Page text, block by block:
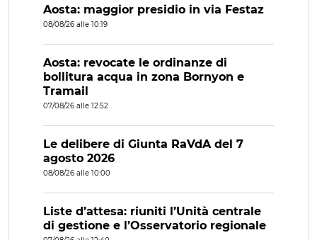
Aosta: maggior presidio in via Festaz
08/08/26 alle 10:19
Aosta: revocate le ordinanze di
bollitura acqua in zona Bornyon e
Tramail
07/08/26 alle 12:52
Le delibere di Giunta RaVdA del 7
agosto 2026
08/08/26 alle 10:00
Liste d’attesa: riuniti l’Unità centrale
di gestione e l’Osservatorio regionale